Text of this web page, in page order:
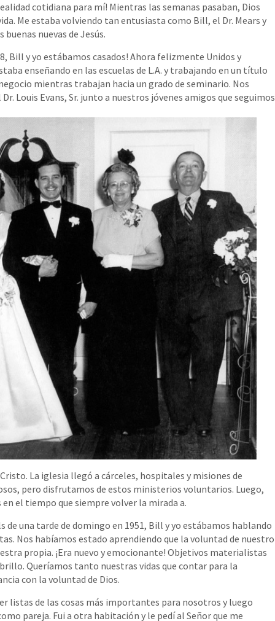
cotidiana para mí! Mientras las semanas pasaban, Dios
Me estaba volviendo tan entusiasta como Bill, el Dr. Mears y
nuevas de Jesús.
Bill y yo estábamos casados! Ahora felizmente Unidos y
enseñando en las escuelas de L.A. y trabajando en un título
mientras trabajan hacia un grado de seminario. Nos
Louis Evans, Sr. junto a nuestros jóvenes amigos que seguimos
La iglesia llegó a cárceles, hospitales y misiones de
pero disfrutamos de estos ministerios voluntarios. Luego,
el tiempo que siempre volver la mirada a.
de una tarde de domingo en 1951, Bill y yo estábamos hablando
Nos habíamos estado aprendiendo que la voluntad de nuestro
propia. ¡Era nuevo y emocionante! Objetivos materialistas
Queríamos tanto nuestras vidas que contar para la
con la voluntad de Dios.
listas de las cosas más importantes para nosotros y luego
pareja. Fui a otra habitación y le pedí al Señor que me